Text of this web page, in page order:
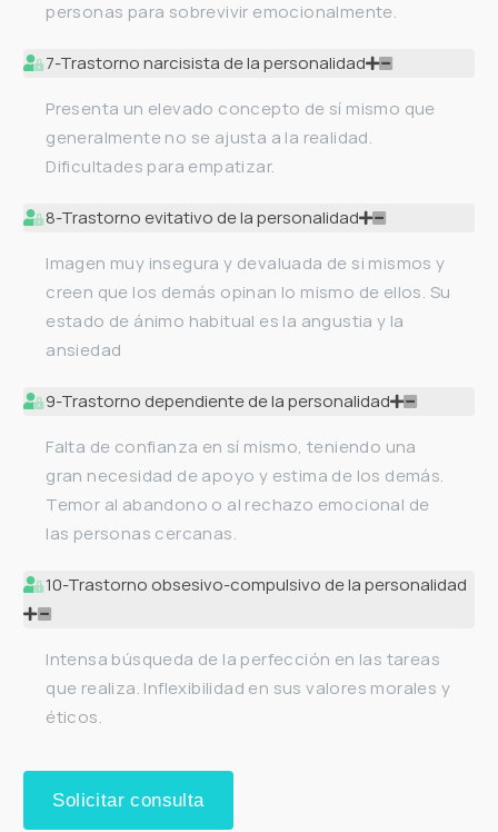
personas para sobrevivir emocionalmente.
7-Trastorno narcisista de la personalidad
Presenta un elevado concepto de sí mismo que
generalmente no se ajusta a la realidad.
Dificultades para empatizar.
8-Trastorno evitativo de la personalidad
Imagen muy insegura y devaluada de si mismos y
creen que los demás opinan lo mismo de ellos. Su
estado de ánimo habitual es la angustia y la
ansiedad
9-Trastorno dependiente de la personalidad
Falta de confianza en sí mismo, teniendo una
gran necesidad de apoyo y estima de los demás.
Temor al abandono o al rechazo emocional de
las personas cercanas.
10-Trastorno obsesivo-compulsivo de la personalidad
Intensa búsqueda de la perfección en las tareas
que realiza. Inflexibilidad en sus valores morales y
éticos.
Solicitar consulta